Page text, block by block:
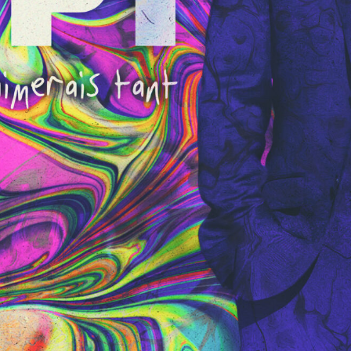
D
O
M
I
N
S
T
E
~
O
F
I
C
I
E
L